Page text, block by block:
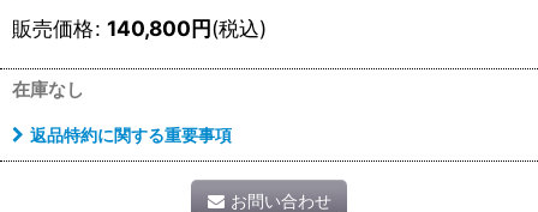
販売価格: 140,800円(税込)
在庫なし
返品特約に関する重要事項
お問い合わせ